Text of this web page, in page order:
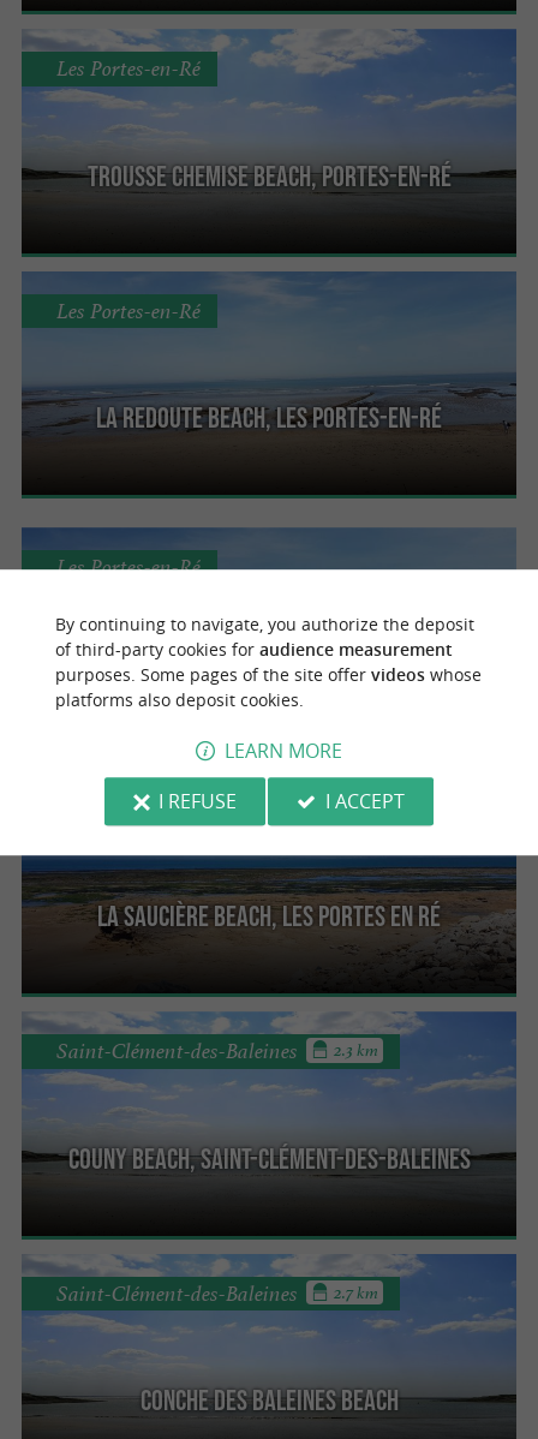
Trousse Chemise beach, Portes-en-Ré
Les Portes-en-Ré
La Redoute beach, Les Portes-en-Ré
Les Portes-en-Ré
Grand Marchais beach, Portes-en-Ré
Les Portes-en-Ré
La Saucière beach, Les Portes en Ré
Les Portes-en-Ré
Couny beach, Saint-Clément-des-Baleines
Saint-Clément-des-Baleines 2.3 km
Conche des baleines beach
Saint-Clément-des-Baleines 2.7 km
By continuing to navigate, you authorize the deposit
of third-party cookies for audience measurement
purposes. Some pages of the site offer videoswhose
platforms also deposit cookies.
LEARN MORE
I REFUSE
I ACCEPT